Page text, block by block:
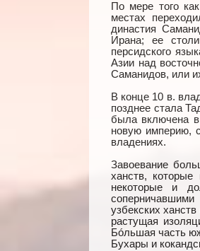
По мере того
местах
династия
Ирана; ее
персидского
Азии над
Саманидов, или
В конце 10 в.
позднее стала
была включена в
новую империю,
владениях.
Завоевание
ханств,
некоторые и
узбекских
растущая
Бóльшая часть
Бухары и